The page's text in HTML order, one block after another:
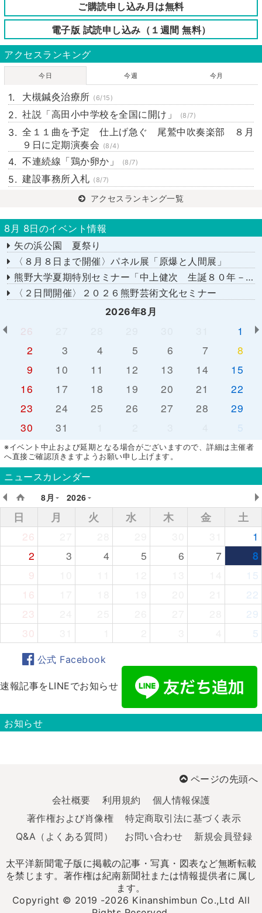
ご購読申し込み月は無料
電子版 試読申し込み（１週間 無料）
アクセスランキング
今日 今週 今月
大槻鍼灸治療所 (6/15)
社説「高田小中学校を全国に開け」 (8/7)
全１１曲を予定 仕上げ急ぐ 尾鷲中吹奏楽部 ８月
９日に定期演奏会 (8/4)
不連続線「鶏か卵か」 (8/7)
建設事務所入札 (8/7)
アクセスランキング一覧
8月 8日のイベント情報
矢の浜公園 夏祭り
〈８月８日まで開催〉パネル展「原爆と人間展」
熊野大学夏期特別セミナー「中上健次 生誕８０年－時代へのまなざし－」
〈２日間開催〉２０２６熊野芸術文化セミナー
2026年8月
26
1
2
3 4 5 6 7
8
9
10 11 12 13 14
15
16
17 18 19 20 21
22
23
24 25 26 27 28
29
30
31 5
※イベント中止および延期となる場合がございますので、詳細は主催者
へ直接ご確認頂きますようお願い申し上げます。
ニュースカレンダー
8月
2026
日 月 火 水 木 金
土
26
1
2
3 4 5 6 7
8
9
15
16
22
23
29
30
5
公式 Facebook
速報記事をLINEでお知らせ
お知らせ
ページの先頭へ
会社概要
利用規約
個人情報保護
著作権および肖像権
特定商取引法に基づく表示
Q&A（よくある質問）
お問い合わせ 新規会員登録
太平洋新聞電子版に掲載の記事・写真・図表など無断転載
を禁じます。著作権は紀南新聞社または情報提供者に属し
ます。
Copyright © 2019 -2026 Kinanshimbun Co.,Ltd All